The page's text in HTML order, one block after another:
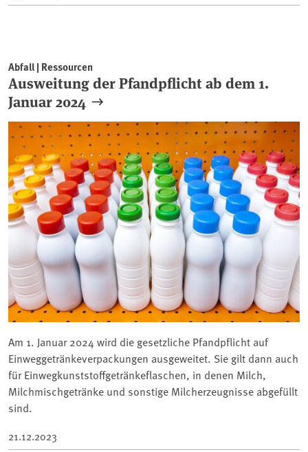
Abfall | Ressourcen
Ausweitung der Pfandpflicht ab dem 1.
Januar 2024
Am 1. Januar 2024 wird die gesetzliche Pfandpflicht auf
Einweggetränkeverpackungen ausgeweitet. Sie gilt dann auch
für Einwegkunststoffgetränkeflaschen, in denen Milch,
Milchmischgetränke und sonstige Milcherzeugnisse abgefüllt
sind.
21.12.2023